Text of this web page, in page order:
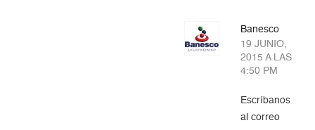
Banesco
19 JUNIO,
2015 A LAS
4:50 PM
Escríbanos
al correo